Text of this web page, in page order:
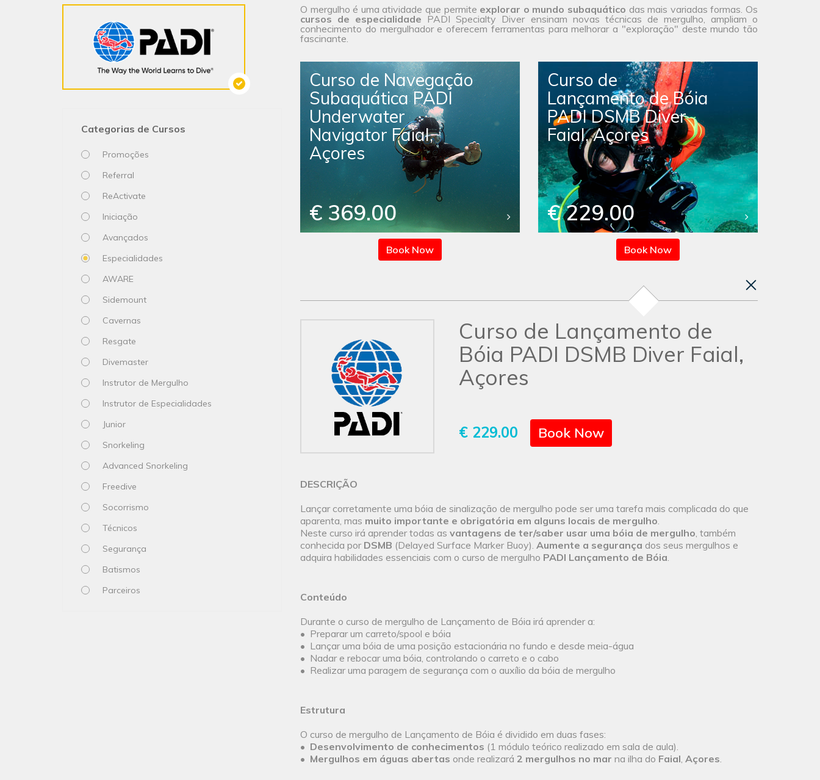
Categorias de Cursos
Promoções
Referral
ReActivate
Iniciação
Avançados
Especialidades
AWARE
Sidemount
Cavernas
Resgate
Divemaster
Instrutor de Mergulho
Instrutor de Especialidades
Junior
Snorkeling
Advanced Snorkeling
Freedive
Socorrismo
Técnicos
Segurança
Batismos
Parceiros
O mergulho é uma atividade que permite explorar o mundo subaquático das mais variadas formas. Os
cursos de especialidade PADI Specialty Diver ensinam novas técnicas de mergulho, ampliam o
conhecimento do mergulhador e oferecem ferramentas para melhorar a "exploração" deste mundo tão
fascinante.
Curso de Navegação
Subaquática PADI
Underwater
Navigator Faial,
Açores
€ 369.00
Book Now
Curso de
Lançamento de Bóia
PADI DSMB Diver
Faial, Açores
€ 229.00
Book Now
Curso de Lançamento de
Bóia PADI DSMB Diver Faial,
Açores
€ 229.00 Book Now
DESCRIÇÃO
Lançar corretamente uma bóia de sinalização de mergulho pode ser uma tarefa mais complicada do que
aparenta, mas muito importante e obrigatória em alguns locais de mergulho.
Neste curso irá aprender todas as vantagens de ter/saber usar uma bóia de mergulho, também
conhecida por DSMB (Delayed Surface Marker Buoy). Aumente a segurança dos seus mergulhos e
adquira habilidades essenciais com o curso de mergulho PADI Lançamento de Bóia.
Conteúdo
Durante o curso de mergulho de Lançamento de Bóia irá aprender a:
• Preparar um carreto/spool e bóia
• Lançar uma bóia de uma posição estacionária no fundo e desde meia-água
• Nadar e rebocar uma bóia, controlando o carreto e o cabo
• Realizar uma paragem de segurança com o auxílio da bóia de mergulho
Estrutura
O curso de mergulho de Lançamento de Bóia é dividido em duas fases:
• Desenvolvimento de conhecimentos (1 módulo teórico realizado em sala de aula).
• Mergulhos em águas abertas onde realizará 2 mergulhos no mar na ilha do Faial, Açores.